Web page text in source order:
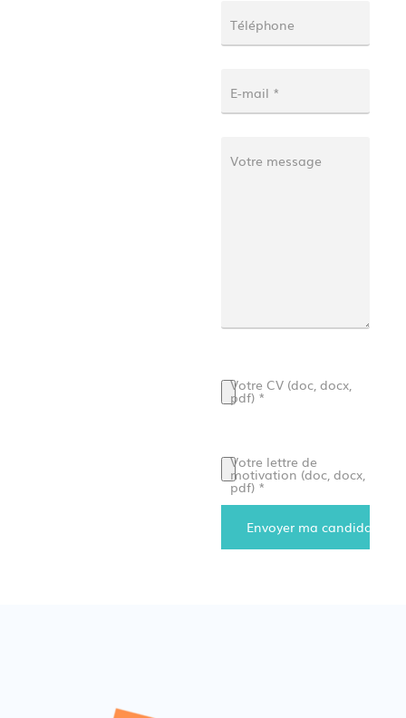
Téléphone
E-mail *
Votre message
Votre CV (doc, docx,
pdf) *
Votre lettre de
motivation (doc, docx,
pdf) *